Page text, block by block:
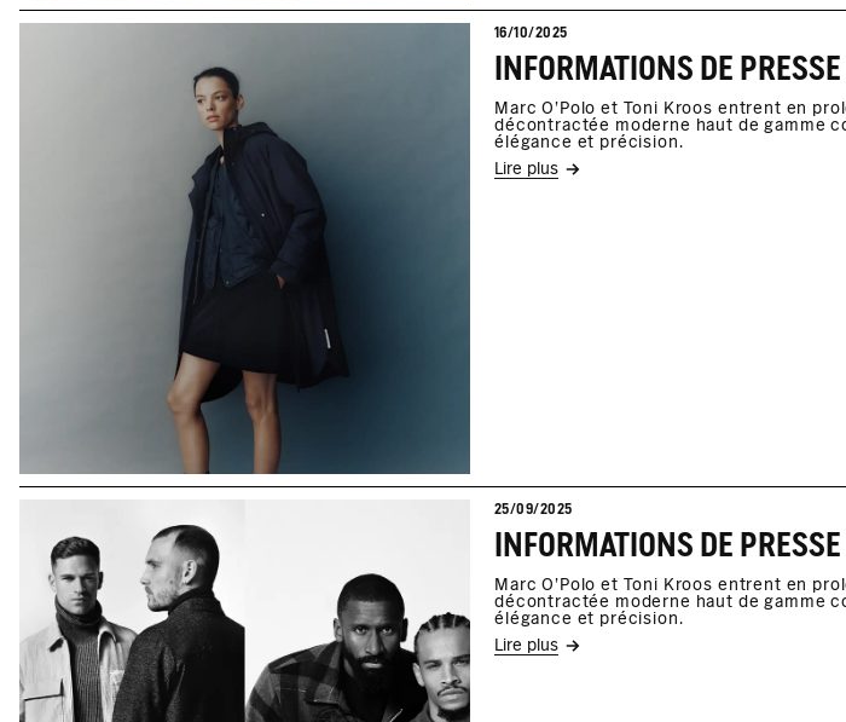
16/10/2025
Marc O'Polo et Toni Kroos entrent en
décontractée moderne haut de gamme
élégance et précision.
Lire plus
25/09/2025
Marc O'Polo et Toni Kroos entrent en
décontractée moderne haut de gamme
élégance et précision.
Lire plus